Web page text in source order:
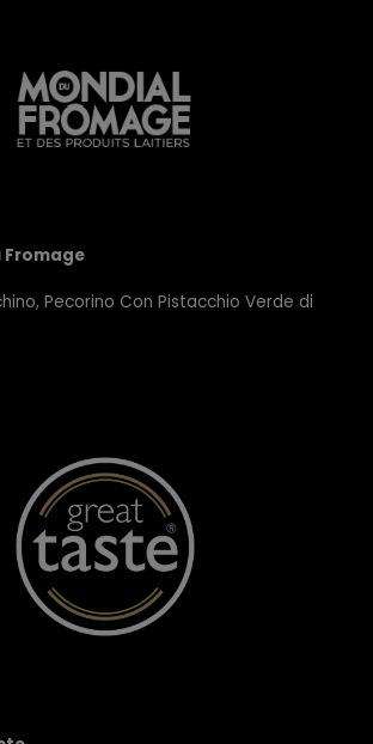
Fromage
Pecorino Con Pistacchio Verde di